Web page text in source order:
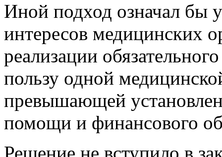
Иной подход означал бы
интересов медицинских
реализации
пользу одной
превышающей
помощи и финансового